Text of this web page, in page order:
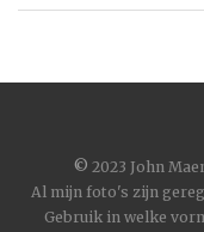
© 2023 John
Al mijn foto's zijn
Gebruik in welke